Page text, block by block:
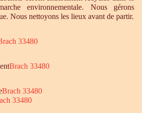
environnementale. Nous gérons
Nous nettoyons les lieux avant de partir.
33480
Brach 33480
Brach 33480
33480